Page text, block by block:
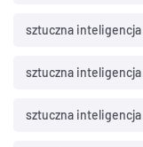
sztuczna
sztuczna
sztuczna